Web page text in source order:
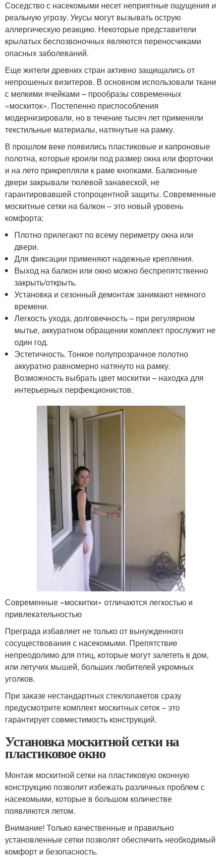
Соседство с насекомыми несет неприятные ощущения и
реальную угрозу. Укусы могут вызывать острую
аллергическую реакцию. Некоторые представители
крылатых беспозвоночных являются переносчиками
опасных заболеваний.
Еще жители древних стран активно защищались от
непрошеных визитеров. В основном использовали ткани
с мелкими ячейками – прообразы современных
«москиток». Постепенно приспособления
модернизировали, но в течение тысяч лет применяли
текстильные материалы, натянутые на рамку.
В прошлом веке появились пластиковые и капроновые
полотна, которые кроили под размер окна или форточки
и на лето прикрепляли к раме кнопками. Балконные
двери закрывали тюлевой занавеской, не
гарантировавшей стопроцентной защиты. Современные
москитные сетки на балкон – это новый уровень
комфорта:
Плотно прилегают по всему периметру окна или
двери.
Для фиксации применяют надежные крепления.
Выход на балкон или окно можно беспрепятственно
закрыть/открыть.
Установка и сезонный демонтаж занимают немного
времени.
Легкость ухода, долговечность – при регулярном
мытье, аккуратном обращении комплект прослужит не
один год.
Эстетичность. Тонкое полупрозрачное полотно
аккуратно равномерно натянуто на рамку.
Возможность выбрать цвет москитки – находка для
интерьерных перфекционистов.
Современные «москитки» отличаются легкостью и
привлекательностью
Преграда избавляет не только от вынужденного
сосуществования с насекомыми. Препятствие
непреодолимо для птиц, которые могут залететь в дом,
или летучих мышей, больших любителей укромных
уголков.
При заказе нестандартных стеклопакетов сразу
предусмотрите комплект москитных сеток – это
гарантирует совместимость конструкций.
Установка москитной сетки на
пластиковое окно
Монтаж москитной сетки на пластиковую оконную
конструкцию позволит избежать различных проблем с
насекомыми, которые в большом количестве
появляются летом.
Внимание! Только качественные и правильно
установленные сетки позволят обеспечить необходимый
комфорт и безопасность.